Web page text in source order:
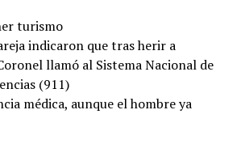
turismo
indicaron que tras herir a
llamó al Sistema Nacional de
(911)
médica, aunque el hombre ya